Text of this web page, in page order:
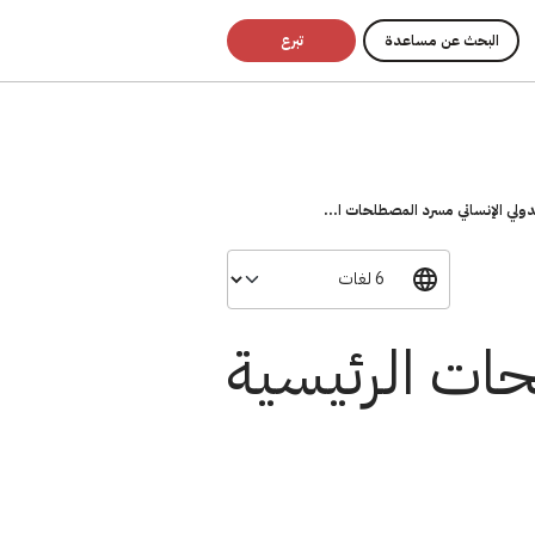
البحث عن مساعدة تبرع
الإنساني مسرد المصطلحات ا...
الرئيسية